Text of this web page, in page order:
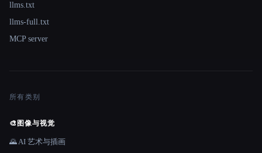
llms.txt
llms-full.txt
MCP server
所有类别
🎨 图像与视觉
🌄 AI 艺术与插画